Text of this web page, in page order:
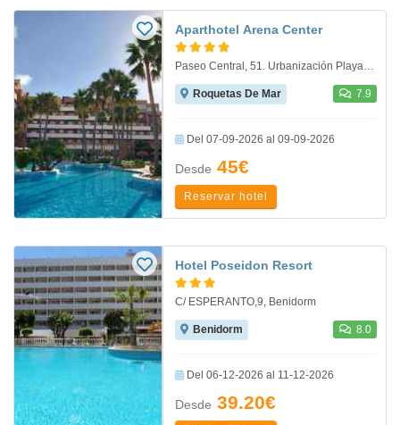
Aparthotel Arena Center
Paseo Central, 51. Urbanización Playa Serena, Roquetas De Mar
Roquetas De Mar 7.9
Del 07-09-2026 al 09-09-2026
Desde 45€
Reservar hotel
Hotel Poseidon Resort
C/ ESPERANTO,9, Benidorm
Benidorm 8.0
Del 06-12-2026 al 11-12-2026
Desde 39.20€